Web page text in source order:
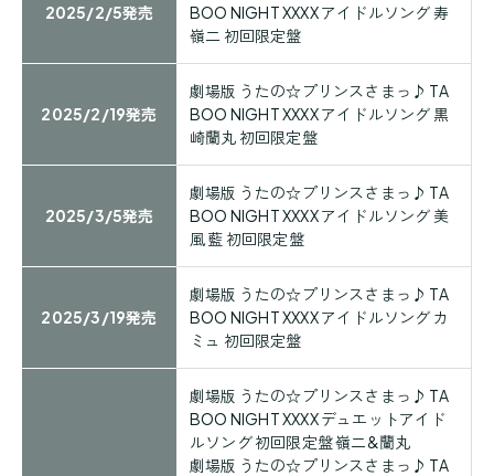
2025/2/5発売
BOO NIGHT XXXX アイドルソング 寿
嶺二 初回限定盤
2025/2/19発売
劇場版 うたの☆プリンスさまっ♪ TA
BOO NIGHT XXXX アイドルソング 黒
崎蘭丸 初回限定盤
2025/3/5発売
劇場版 うたの☆プリンスさまっ♪ TA
BOO NIGHT XXXX アイドルソング 美
風 藍 初回限定盤
2025/3/19発売
劇場版 うたの☆プリンスさまっ♪ TA
BOO NIGHT XXXX アイドルソング カ
ミュ 初回限定盤
劇場版 うたの☆プリンスさまっ♪ TA
BOO NIGHT XXXX デュエットアイド
ルソング 初回限定盤 嶺二&蘭丸
劇場版 うたの☆プリンスさまっ♪ TA